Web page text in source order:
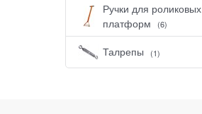
Ручки для роликовых
платформ
(6)
Талрепы (1)